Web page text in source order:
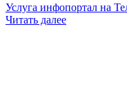
Услуга инфопортал на
Читать далее